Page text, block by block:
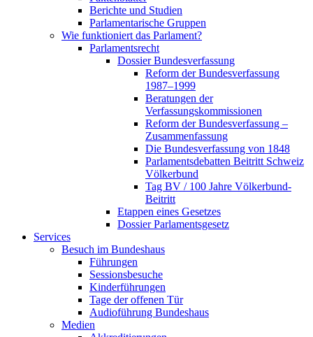
Berichte und Studien
Parlamentarische Gruppen
Wie funktioniert das Parlament?
Parlamentsrecht
Dossier Bundesverfassung
Reform der Bundesverfassung
1987–1999
Beratungen der
Verfassungskommissionen
Reform der Bundesverfassung –
Zusammenfassung
Die Bundesverfassung von 1848
Parlamentsdebatten Beitritt Schweiz
Völkerbund
Tag BV / 100 Jahre Völkerbund-
Beitritt
Etappen eines Gesetzes
Dossier Parlamentsgesetz
Services
Besuch im Bundeshaus
Führungen
Sessionsbesuche
Kinderführungen
Tage der offenen Tür
Audioführung Bundeshaus
Medien